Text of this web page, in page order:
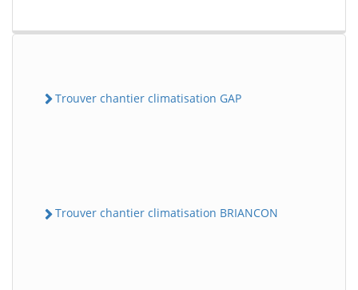
Trouver chantier climatisation GAP
Trouver chantier climatisation BRIANCON